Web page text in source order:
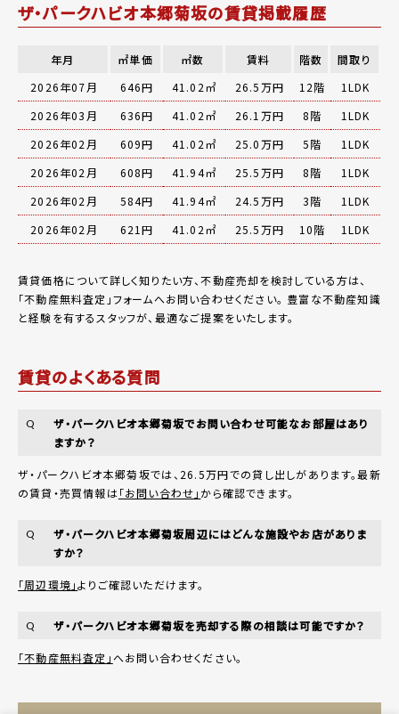
ザ・パークハビオ本郷菊坂の賃貸掲載履歴
年月 ㎡単価 ㎡数 賃料 階数
間取り
2026年07月
646円 41.02㎡ 26.5万円 12階
1LDK
2026年03月
636円 41.02㎡ 26.1万円 8階
1LDK
2026年02月
609円 41.02㎡ 25.0万円 5階
1LDK
2026年02月
608円 41.94㎡ 25.5万円 8階
1LDK
2026年02月
584円 41.94㎡ 24.5万円 3階
1LDK
2026年02月
621円 41.02㎡ 25.5万円 10階 1LDK
賃貸価格について詳しく知りたい方、不動産売却を検討している方は、
「不動産無料査定 」フォームへお問い合わせください。 豊富な不動産知識
と経験を有するスタッフが、最適なご提案をいたします。
賃貸のよくある質問
Q
ザ・パークハビオ本郷菊坂でお問い合わせ可能なお部屋はあり
ますか？
ザ・パークハビオ本郷菊坂では、26.5万円での貸し出しがあります。最新
の賃貸・売買情報は「お問い合わせ」 から確認できます。
Q
ザ・パークハビオ本郷菊坂周辺にはどんな施設やお店がありま
すか？
「周辺環境」よりご確認いただけます。
Q ザ・パークハビオ本郷菊坂を売却する際の相談は可能ですか？
「不動産無料査定」へお問い合わせください。